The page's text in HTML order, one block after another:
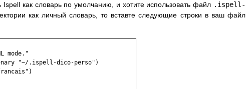
как словарь по умолчанию, и хотите использовать файл .ispell-
как личный словарь, то вставте следующие строки в ваш файл
mode."
"~/.ispell-dico-perso")